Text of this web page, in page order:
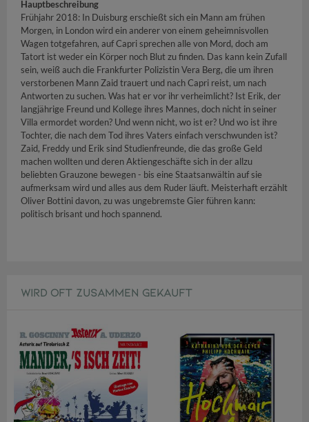
Hauptbeschreibung
Frühjahr 2018: In Duisburg erschießt sich ein Mann am frühen
Morgen, in London wird ein anderer von einem geheimnisvollen
Wagen totgefahren, auf Capri sprechen alle von Mord, doch am
Tatort ist weder ein Körper noch Blut zu finden. Das kann kein Zufall
sein, weiß auch die Frankfurter Polizistin Vera Berg, die um ihren
verstorbenen Mann Zaid trauert und nach Capri reist, um nach
Antworten zu suchen. Was hat er vor ihr verheimlicht? Ist Erik, der
langjährige Freund und Kollege ihres Mannes, doch nicht in seiner
Villa ermordet worden? Und wenn nicht, wo ist er? Und wo ist ihre
Tochter, die nach dem Tod ihres Vaters einfach verschwunden ist?
Zaid, Freddy und Erik sind Studienfreunde, die das große Geld
machen wollten und deren Aktiengeschäfte sich in der allzu
beliebten Grauzone bewegen - bis eine Staatsanwältin auf sie
aufmerksam wird und alles aus dem Ruder läuft. Meisterhaft erzählt
Oliver Bottini davon, zu was ungebremste Gier führen kann:
politisch brisant und hoch spannend.
WIRD OFT ZUSAMMEN GEKAUFT